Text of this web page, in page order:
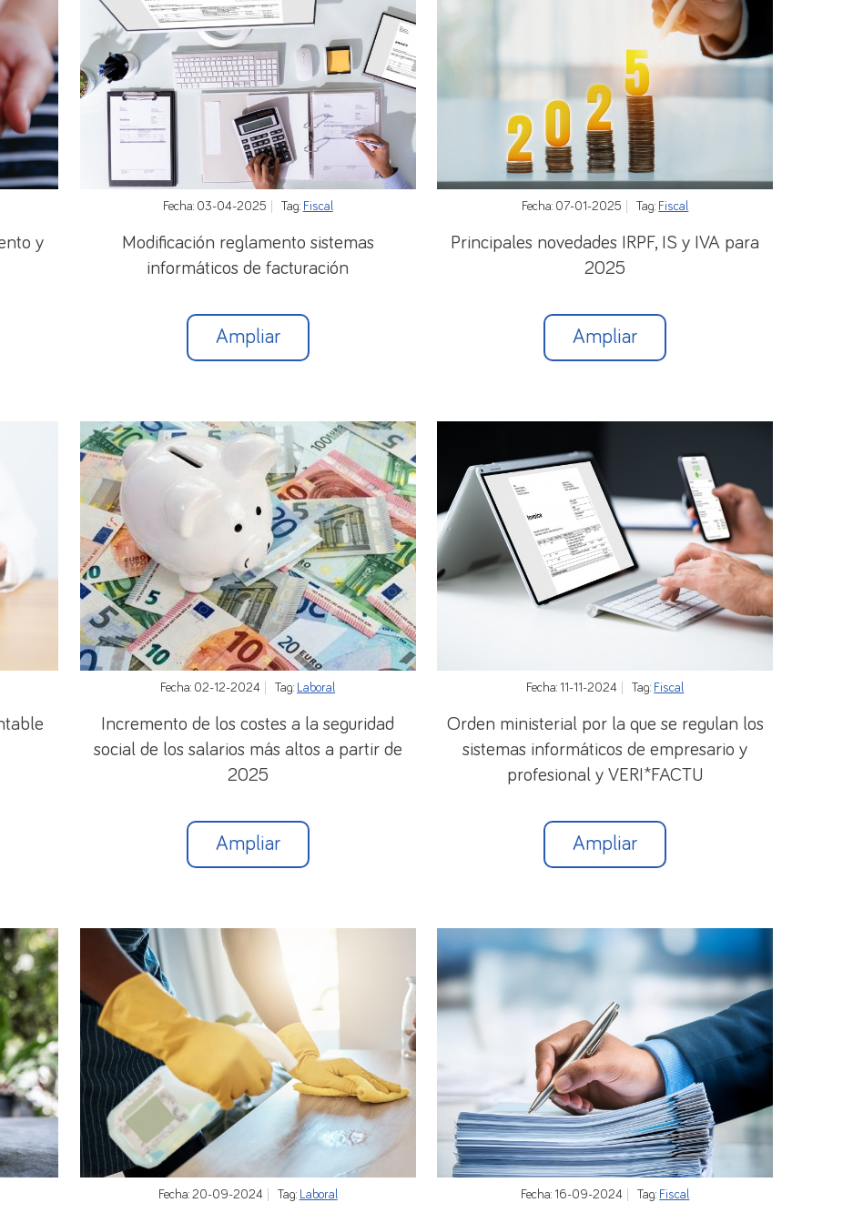
para que en un período de ocho años el ratio de personal de administraciones tributarias en relación con
a la media europea.
al régimen transitorio sobre la transmisión de bienes previamente adquiridos por determinados pactos
despacho profesional para cualquier duda o aclaración que precisen al respecto
y
Fecha: 03-04-2025 Tag: Fiscal
Modificación reglamento sistemas
informáticos de facturación
Ampliar
Fecha: 07-01-2025 Tag: Fiscal
Principales novedades IRPF, IS y IVA para
2025
Ampliar
Fecha: 02-12-2024 Tag: Laboral
Incremento de los costes a la seguridad
social de los salarios más altos a partir de
2025
Ampliar
Fecha: 11-11-2024 Tag: Fiscal
Orden ministerial por la que se regulan los
sistemas informáticos de empresario y
profesional y VERI*FACTU
Ampliar
Fecha: 20-09-2024 Tag: Laboral Fecha: 16-09-2024 Tag: Fiscal